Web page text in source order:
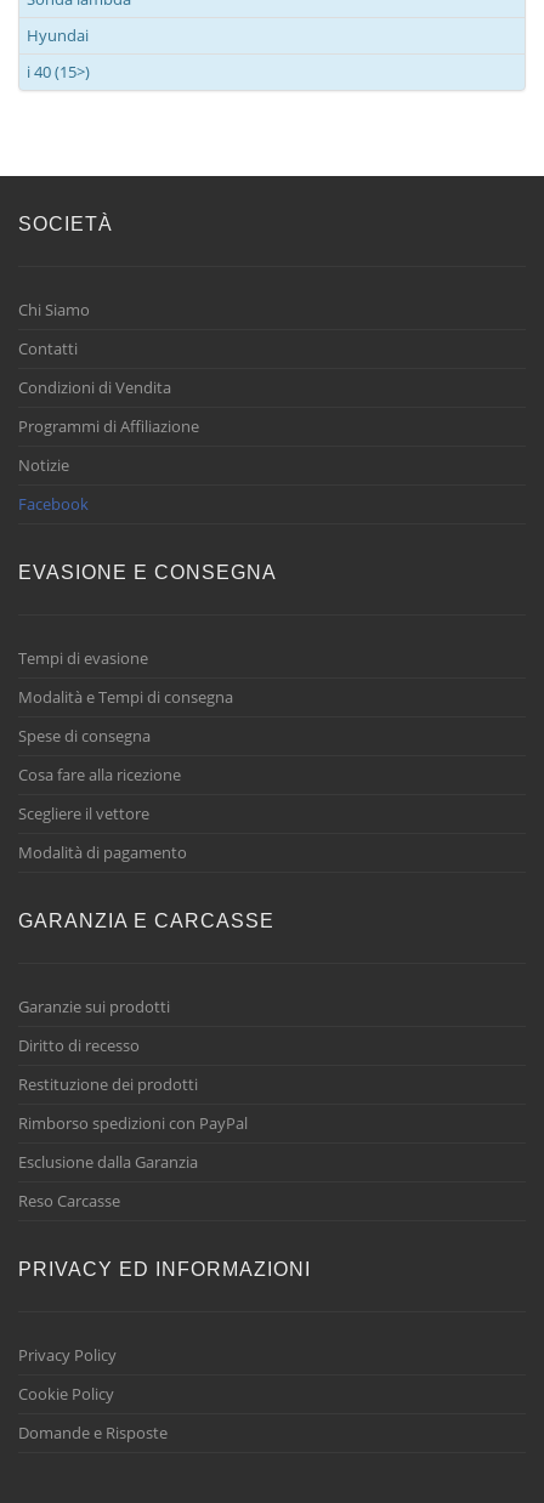
Hyundai
i 40 (15>)
SOCIETÀ
Chi Siamo
Contatti
Condizioni di Vendita
Programmi di Affiliazione
Notizie
Facebook
EVASIONE E CONSEGNA
Tempi di evasione
Modalità e Tempi di consegna
Spese di consegna
Cosa fare alla ricezione
Scegliere il vettore
Modalità di pagamento
GARANZIA E CARCASSE
Garanzie sui prodotti
Diritto di recesso
Restituzione dei prodotti
Rimborso spedizioni con PayPal
Esclusione dalla Garanzia
Reso Carcasse
PRIVACY ED INFORMAZIONI
Privacy Policy
Cookie Policy
Domande e Risposte